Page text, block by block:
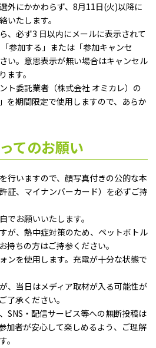
外にかかわらず、8月11日(火)以降に
いたします。
、必ず3 日以内にメールに表示されて
参加する」または「参加キャンセ
い。意思表示が無い場合はキャンセル
ます。
ト委託業者（株式会社 オミカレ）の
を期間限定で使用しますので、あらか
てのお願い
行いますので、顔写真付きの公的な本
証、マイナンバーカード）を必ずご持
でお願いいたします。
が、熱中症対策のため、ペットボトル
持ちの方はご持参ください。
ンを使用します。充電が十分な状態で
、当日はメディア取材が入る可能性が
了承ください。
SNS・配信サービス等への無断投稿は
加者が安⼼して楽しめるよう、ご理解
。